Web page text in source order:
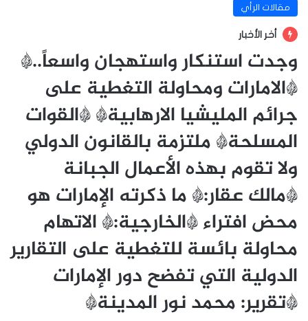
مقالات الرأي
أخر الأخبار
وجدت استنكار واستهجان واسعاً..*
*الامارات ومحاولة التغطية على
جرائم المليشيا الارهابية* *القوات
المسلحة* ملتزمة بالقانون الدولي
ولا تقوم بهذه الأعمال الجبانة
*مالك عقار:* ما ذكرته الإمارات هو
محض افتراء *الخارجية:* الاتهام
محاولة بائسة للتغطية على التقارير
الدولية التي تفضح دور الإمارات
*تقرير: محمد نور المدينة*